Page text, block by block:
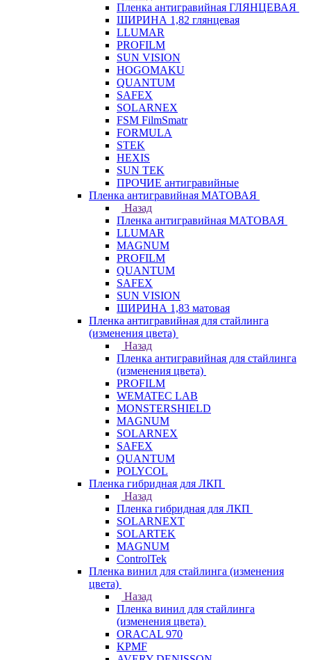
Пленка антигравийная ГЛЯНЦЕВАЯ
ШИРИНА 1,82 глянцевая
LLUMAR
PROFILM
SUN VISION
HOGOMAKU
QUANTUM
SAFEX
SOLARNEX
FSM FilmSmatr
FORMULA
STEK
HEXIS
SUN TEK
ПРОЧИЕ антигравийные
Пленка антигравийная МАТОВАЯ
Назад
Пленка антигравийная МАТОВАЯ
LLUMAR
MAGNUM
PROFILM
QUANTUM
SAFEX
SUN VISION
ШИРИНА 1,83 матовая
Пленка антигравийная для стайлинга
(изменения цвета)
Назад
Пленка антигравийная для стайлинга
(изменения цвета)
PROFILM
WEMATEC LAB
MONSTERSHIELD
MAGNUM
SOLARNEX
SAFEX
QUANTUM
POLYCOL
Пленка гибридная для ЛКП
Назад
Пленка гибридная для ЛКП
SOLARNEXT
SOLARTEK
MAGNUM
ControlTek
Пленка винил для стайлинга (изменения
цвета)
Назад
Пленка винил для стайлинга
(изменения цвета)
ORACAL 970
KPMF